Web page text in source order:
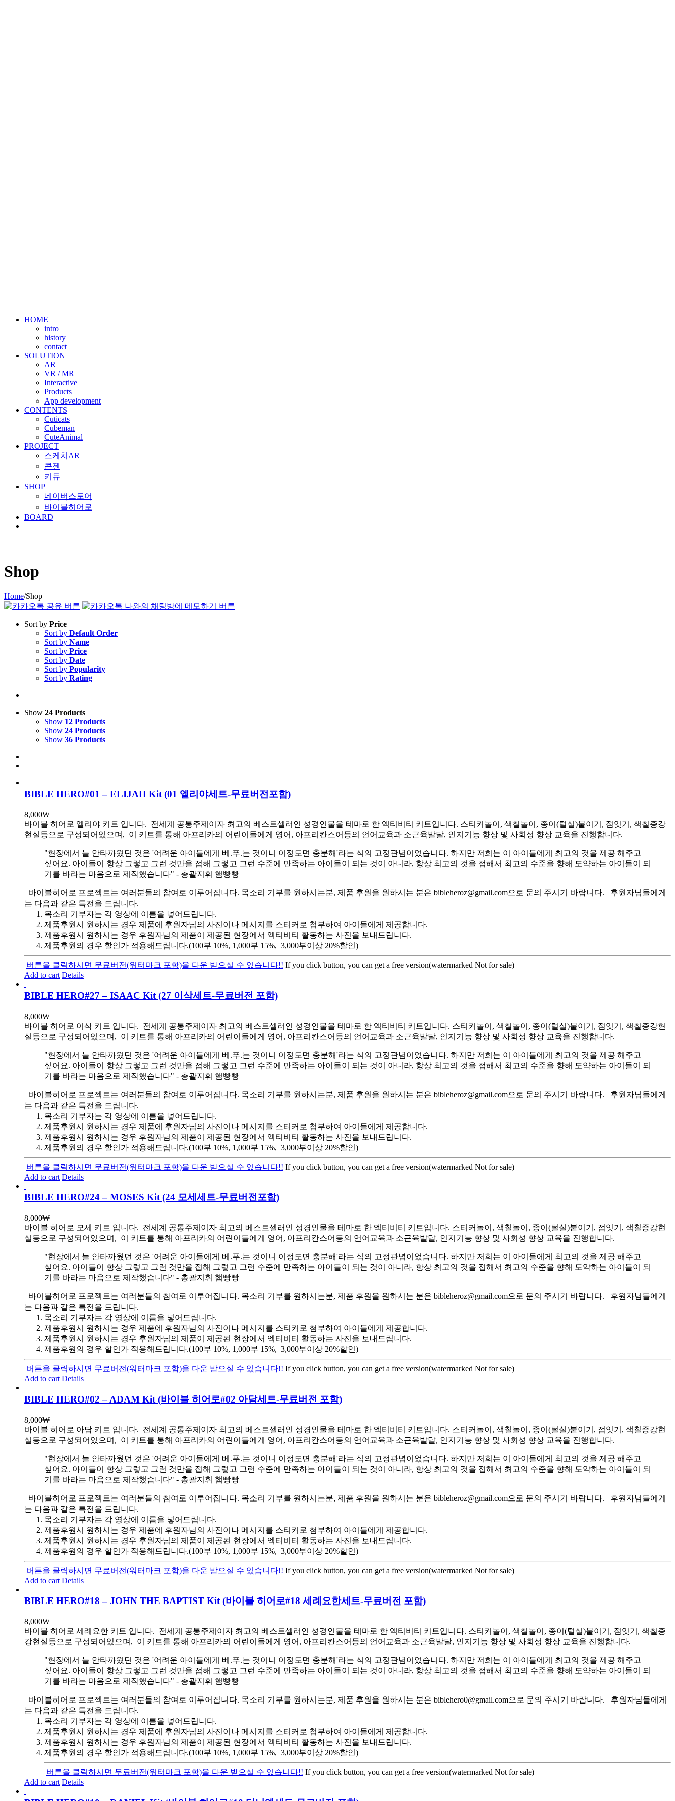
HOME
intro
history
contact
SOLUTION
AR
VR / MR
Interactive
Products
App development
CONTENTS
Cuticats
Cubeman
CuteAnimal
PROJECT
스케치AR
콘젠
키듀
SHOP
네이버스토어
바이블히어로
BOARD
Shop
Home/Shop
Sort by Price
Sort by Default Order
Sort by Name
Sort by Price
Sort by Date
Sort by Popularity
Sort by Rating
Show 24 Products
Show 12 Products
Show 24 Products
Show 36 Products
BIBLE HERO#01 – ELIJAH Kit (01 엘리야세트-무료버전포함)
8,000₩
바이블 히어로 엘리야 키트 입니다. 전세계 공통주제이자 최고의 베스트셀러인 성경인물을 테마로 한 엑티비티 키트입니다. 스티커놀이, 색칠놀이, 종이(털실)붙이기, 점잇기, 색칠증강
현실등으로 구성되어있으며, 이 키트를 통해 아프리카의 어린이들에게 영어, 아프리칸스어등의 언어교육과 소근육발달, 인지기능 향상 및 사회성 향상 교육을 진행합니다.
"현장에서 늘 안타까웠던 것은 '어려운 아이들에게 베.푸.는 것이니 이정도면 충분해'라는 식의 고정관념이었습니다. 하지만 저희는 이 아이들에게 최고의 것을 제공 해주고
싶어요. 아이들이 항상 그렇고 그런 것만을 접해 그렇고 그런 수준에 만족하는 아이들이 되는 것이 아니라, 항상 최고의 것을 접해서 최고의 수준을 향해 도약하는 아이들이 되
기를 바라는 마음으로 제작했습니다" - 총괄지휘 햄빵빵
바이블히어로 프로젝트는 여러분들의 참여로 이루어집니다. 목소리 기부를 원하시는분, 제품 후원을 원하시는 분은 bibleheroz@gmail.com으로 문의 주시기 바랍니다. 후원자님들에게
는 다음과 같은 특전을 드립니다.
목소리 기부자는 각 영상에 이름을 넣어드립니다.
제품후원시 원하시는 경우 제품에 후원자님의 사진이나 메시지를 스티커로 첨부하여 아이들에게 제공합니다.
제품후원시 원하시는 경우 후원자님의 제품이 제공된 현장에서 엑티비티 활동하는 사진을 보내드립니다.
제품후원의 경우 할인가 적용해드립니다.(100부 10%, 1,000부 15%, 3,000부이상 20%할인)
버튼을 클릭하시면 무료버전(워터마크 포함)을 다운 받으실 수 있습니다!! If you click button, you can get a free version(watermarked Not for sale)
Add to cart Details
BIBLE HERO#27 – ISAAC Kit (27 이삭세트-무료버전 포함)
8,000₩
바이블 히어로 이삭 키트 입니다. 전세계 공통주제이자 최고의 베스트셀러인 성경인물을 테마로 한 엑티비티 키트입니다. 스티커놀이, 색칠놀이, 종이(털실)붙이기, 점잇기, 색칠증강현
실등으로 구성되어있으며, 이 키트를 통해 아프리카의 어린이들에게 영어, 아프리칸스어등의 언어교육과 소근육발달, 인지기능 향상 및 사회성 향상 교육을 진행합니다.
"현장에서 늘 안타까웠던 것은 '어려운 아이들에게 베.푸.는 것이니 이정도면 충분해'라는 식의 고정관념이었습니다. 하지만 저희는 이 아이들에게 최고의 것을 제공 해주고
싶어요. 아이들이 항상 그렇고 그런 것만을 접해 그렇고 그런 수준에 만족하는 아이들이 되는 것이 아니라, 항상 최고의 것을 접해서 최고의 수준을 향해 도약하는 아이들이 되
기를 바라는 마음으로 제작했습니다" - 총괄지휘 햄빵빵
바이블히어로 프로젝트는 여러분들의 참여로 이루어집니다. 목소리 기부를 원하시는분, 제품 후원을 원하시는 분은 bibleheroz@gmail.com으로 문의 주시기 바랍니다. 후원자님들에게
는 다음과 같은 특전을 드립니다.
목소리 기부자는 각 영상에 이름을 넣어드립니다.
제품후원시 원하시는 경우 제품에 후원자님의 사진이나 메시지를 스티커로 첨부하여 아이들에게 제공합니다.
제품후원시 원하시는 경우 후원자님의 제품이 제공된 현장에서 엑티비티 활동하는 사진을 보내드립니다.
제품후원의 경우 할인가 적용해드립니다.(100부 10%, 1,000부 15%, 3,000부이상 20%할인)
버튼을 클릭하시면 무료버전(워터마크 포함)을 다운 받으실 수 있습니다!! If you click button, you can get a free version(watermarked Not for sale)
Add to cart Details
BIBLE HERO#24 – MOSES Kit (24 모세세트-무료버전포함)
8,000₩
바이블 히어로 모세 키트 입니다. 전세계 공통주제이자 최고의 베스트셀러인 성경인물을 테마로 한 엑티비티 키트입니다. 스티커놀이, 색칠놀이, 종이(털실)붙이기, 점잇기, 색칠증강현
실등으로 구성되어있으며, 이 키트를 통해 아프리카의 어린이들에게 영어, 아프리칸스어등의 언어교육과 소근육발달, 인지기능 향상 및 사회성 향상 교육을 진행합니다.
"현장에서 늘 안타까웠던 것은 '어려운 아이들에게 베.푸.는 것이니 이정도면 충분해'라는 식의 고정관념이었습니다. 하지만 저희는 이 아이들에게 최고의 것을 제공 해주고
싶어요. 아이들이 항상 그렇고 그런 것만을 접해 그렇고 그런 수준에 만족하는 아이들이 되는 것이 아니라, 항상 최고의 것을 접해서 최고의 수준을 향해 도약하는 아이들이 되
기를 바라는 마음으로 제작했습니다" - 총괄지휘 햄빵빵
바이블히어로 프로젝트는 여러분들의 참여로 이루어집니다. 목소리 기부를 원하시는분, 제품 후원을 원하시는 분은 bibleheroz@gmail.com으로 문의 주시기 바랍니다. 후원자님들에게
는 다음과 같은 특전을 드립니다.
목소리 기부자는 각 영상에 이름을 넣어드립니다.
제품후원시 원하시는 경우 제품에 후원자님의 사진이나 메시지를 스티커로 첨부하여 아이들에게 제공합니다.
제품후원시 원하시는 경우 후원자님의 제품이 제공된 현장에서 엑티비티 활동하는 사진을 보내드립니다.
제품후원의 경우 할인가 적용해드립니다.(100부 10%, 1,000부 15%, 3,000부이상 20%할인)
버튼을 클릭하시면 무료버전(워터마크 포함)을 다운 받으실 수 있습니다!! If you click button, you can get a free version(watermarked Not for sale)
Add to cart Details
BIBLE HERO#02 – ADAM Kit (바이블 히어로#02 아담세트-무료버전 포함)
8,000₩
바이블 히어로 아담 키트 입니다. 전세계 공통주제이자 최고의 베스트셀러인 성경인물을 테마로 한 엑티비티 키트입니다. 스티커놀이, 색칠놀이, 종이(털실)붙이기, 점잇기, 색칠증강현
실등으로 구성되어있으며, 이 키트를 통해 아프리카의 어린이들에게 영어, 아프리칸스어등의 언어교육과 소근육발달, 인지기능 향상 및 사회성 향상 교육을 진행합니다.
"현장에서 늘 안타까웠던 것은 '어려운 아이들에게 베.푸.는 것이니 이정도면 충분해'라는 식의 고정관념이었습니다. 하지만 저희는 이 아이들에게 최고의 것을 제공 해주고
싶어요. 아이들이 항상 그렇고 그런 것만을 접해 그렇고 그런 수준에 만족하는 아이들이 되는 것이 아니라, 항상 최고의 것을 접해서 최고의 수준을 향해 도약하는 아이들이 되
기를 바라는 마음으로 제작했습니다" - 총괄지휘 햄빵빵
바이블히어로 프로젝트는 여러분들의 참여로 이루어집니다. 목소리 기부를 원하시는분, 제품 후원을 원하시는 분은 bibleheroz@gmail.com으로 문의 주시기 바랍니다. 후원자님들에게
는 다음과 같은 특전을 드립니다.
목소리 기부자는 각 영상에 이름을 넣어드립니다.
제품후원시 원하시는 경우 제품에 후원자님의 사진이나 메시지를 스티커로 첨부하여 아이들에게 제공합니다.
제품후원시 원하시는 경우 후원자님의 제품이 제공된 현장에서 엑티비티 활동하는 사진을 보내드립니다.
제품후원의 경우 할인가 적용해드립니다.(100부 10%, 1,000부 15%, 3,000부이상 20%할인)
버튼을 클릭하시면 무료버전(워터마크 포함)을 다운 받으실 수 있습니다!! If you click button, you can get a free version(watermarked Not for sale)
Add to cart Details
BIBLE HERO#18 – JOHN THE BAPTIST Kit (바이블 히어로#18 세례요한세트-무료버전 포함)
8,000₩
바이블 히어로 세례요한 키트 입니다. 전세계 공통주제이자 최고의 베스트셀러인 성경인물을 테마로 한 엑티비티 키트입니다. 스티커놀이, 색칠놀이, 종이(털실)붙이기, 점잇기, 색칠증
강현실등으로 구성되어있으며, 이 키트를 통해 아프리카의 어린이들에게 영어, 아프리칸스어등의 언어교육과 소근육발달, 인지기능 향상 및 사회성 향상 교육을 진행합니다.
"현장에서 늘 안타까웠던 것은 '어려운 아이들에게 베.푸.는 것이니 이정도면 충분해'라는 식의 고정관념이었습니다. 하지만 저희는 이 아이들에게 최고의 것을 제공 해주고
싶어요. 아이들이 항상 그렇고 그런 것만을 접해 그렇고 그런 수준에 만족하는 아이들이 되는 것이 아니라, 항상 최고의 것을 접해서 최고의 수준을 향해 도약하는 아이들이 되
기를 바라는 마음으로 제작했습니다" - 총괄지휘 햄빵빵
바이블히어로 프로젝트는 여러분들의 참여로 이루어집니다. 목소리 기부를 원하시는분, 제품 후원을 원하시는 분은 biblehero0@gmail.com으로 문의 주시기 바랍니다. 후원자님들에게
는 다음과 같은 특전을 드립니다.
목소리 기부자는 각 영상에 이름을 넣어드립니다.
제품후원시 원하시는 경우 제품에 후원자님의 사진이나 메시지를 스티커로 첨부하여 아이들에게 제공합니다.
제품후원시 원하시는 경우 후원자님의 제품이 제공된 현장에서 엑티비티 활동하는 사진을 보내드립니다.
제품후원의 경우 할인가 적용해드립니다.(100부 10%, 1,000부 15%, 3,000부이상 20%할인)
버튼을 클릭하시면 무료버전(워터마크 포함)을 다운 받으실 수 있습니다!! If you click button, you can get a free version(watermarked Not for sale)
Add to cart Details